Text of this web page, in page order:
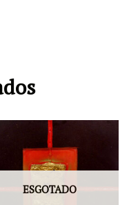
ESGOTADO